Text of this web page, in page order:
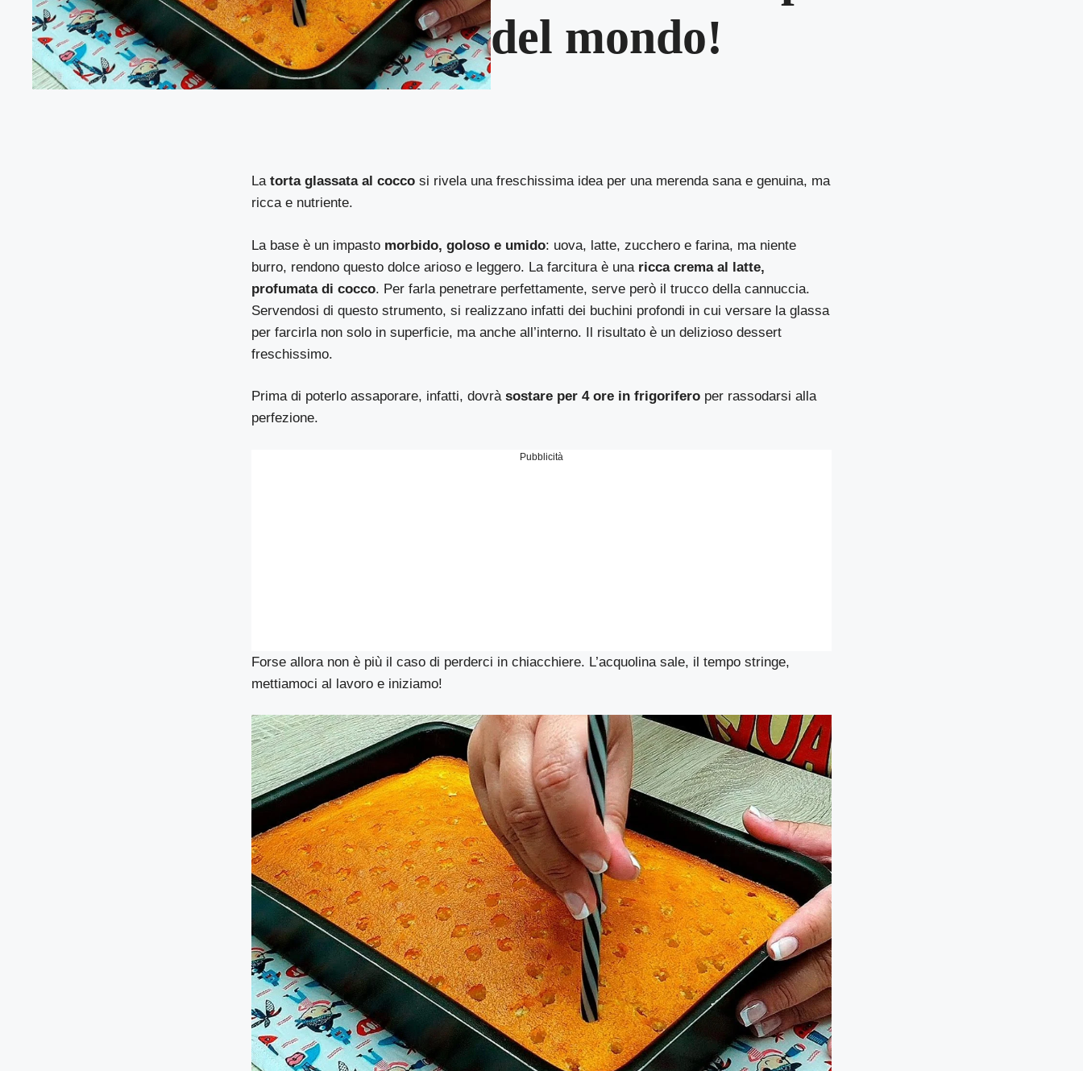
del mondo!
Latorta glassata al cocco si rivela una freschissima idea per una merenda sana e genuina, ma
ricca e nutriente.
La base è un impasto morbido, goloso e umido: uova, latte, zucchero e farina, ma niente
burro, rendono questo dolce arioso e leggero. La farcitura è una ricca crema al latte,
profumata di cocco. Per farla penetrare perfettamente, serve però il trucco della cannuccia.
Servendosi di questo strumento, si realizzano infatti dei buchini profondi in cui versare la glassa
per farcirla non solo in superficie, ma anche all’interno. Il risultato è un delizioso dessert
freschissimo.
Prima di poterlo assaporare, infatti, dovràsostare per 4 ore in frigorifero per rassodarsi alla
perfezione.
Pubblicità
Forse allora non è più il caso di perderci in chiacchiere. L’acquolina sale, il tempo stringe,
mettiamoci al lavoro e iniziamo!